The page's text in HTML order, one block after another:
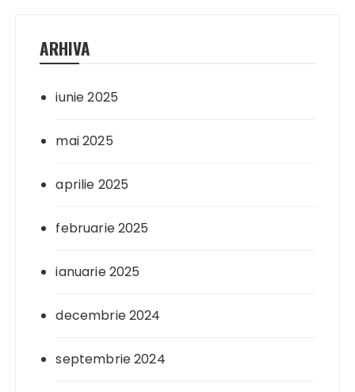
ARHIVA
iunie 2025
mai 2025
aprilie 2025
februarie 2025
ianuarie 2025
decembrie 2024
septembrie 2024